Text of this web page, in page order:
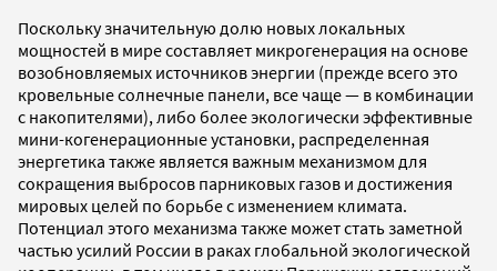
Поскольку значительную долю новых локальных
мощностей в мире составляет микрогенерация на основе
возобновляемых источников энергии (прежде всего это
кровельные солнечные панели, все чаще — в комбинации
с накопителями), либо более экологически эффективные
мини-когенерационные установки, распределенная
энергетика также является важным механизмом для
сокращения выбросов парниковых газов и достижения
мировых целей по борьбе с изменением климата.
Потенциал этого механизма также может стать заметной
частью усилий России в раках глобальной экологической